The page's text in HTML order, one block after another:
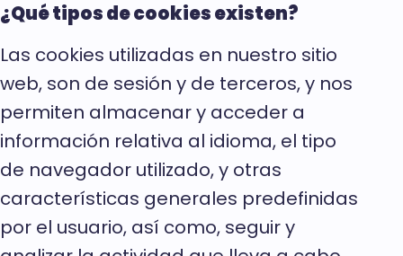
¿Qué tipos de cookies existen?
Las cookies utilizadas en nuestro sitio
web, son de sesión y de terceros, y nos
permiten almacenar y acceder a
información relativa al idioma, el tipo
de navegador utilizado, y otras
características generales predefinidas
por el usuario, así como, seguir y